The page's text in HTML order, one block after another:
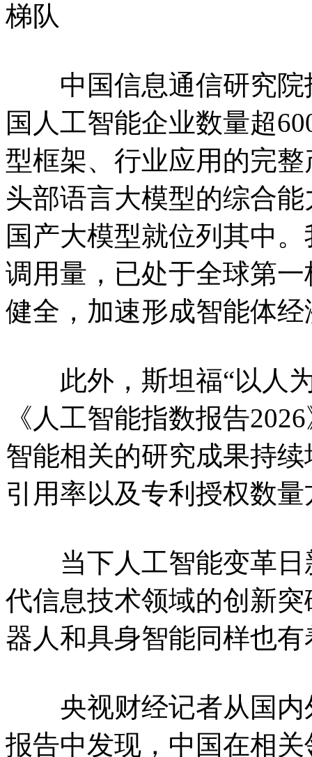
梯队
中国信息通信研究院
国人工智能企业数量超
型框架、行业应用的完
头部语言大模型的综合
国产大模型就位列其中
调用量，已处于全球第
健全，加速形成智能体经
此外，斯坦福“以人为
《人工智能指数报告
智能相关的研究成果持
引用率以及专利授权数
当下人工智能变革日
代信息技术领域的创新
器人和具身智能同样也
央视财经记者从国内
报告中发现，中国在相